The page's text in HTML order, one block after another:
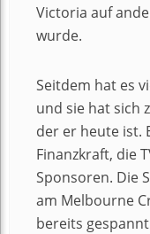
Victoria auf
wurde.
Seitdem hat es
und sie hat sich
der er heute ist.
Finanzkraft, die
Sponsoren. Die
am Melbourne
bereits